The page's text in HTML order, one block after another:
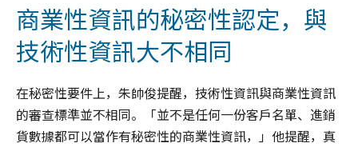
商業性資訊的秘密性認定，與
技術性資訊大不相同
在秘密性要件上，朱帥俊提醒，技術性資訊與商業性資訊
的審查標準並不相同。「並不是任何一份客戶名單、進銷
貨數據都可以當作有秘密性的商業性資訊，」他提醒，真